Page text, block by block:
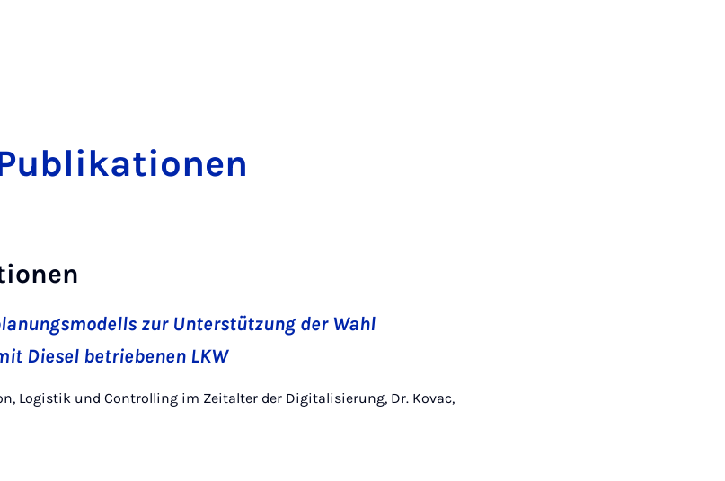
zur Unterstützung der Wahl
Diesel betriebenen LKW
Logistik und Controlling im Zeitalter der Digitalisierung, Dr. Kovac,